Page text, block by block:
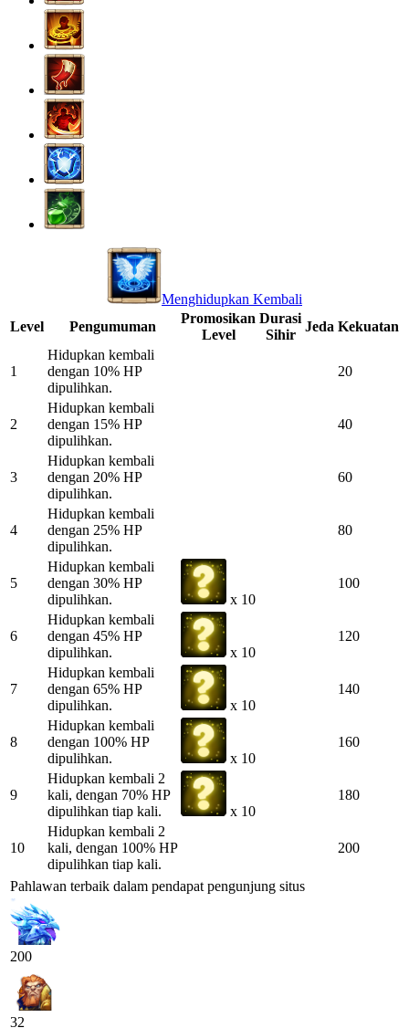
Menghidupkan Kembali
Level
Pengumuman
Promosikan
Level
Durasi
Sihir
Jeda Kekuatan
1
Hidupkan kembali
dengan 10% HP
dipulihkan.
20
2
Hidupkan kembali
dengan 15% HP
dipulihkan.
40
3
Hidupkan kembali
dengan 20% HP
dipulihkan.
60
4
Hidupkan kembali
dengan 25% HP
dipulihkan.
80
5
Hidupkan kembali
dengan 30% HP
dipulihkan.
x 10
100
6
Hidupkan kembali
dengan 45% HP
dipulihkan.
x 10
120
7
Hidupkan kembali
dengan 65% HP
dipulihkan.
x 10
140
8
Hidupkan kembali
dengan 100% HP
dipulihkan.
x 10
160
9
Hidupkan kembali 2
kali, dengan 70% HP
dipulihkan tiap kali.
x 10
180
10
Hidupkan kembali 2
kali, dengan 100% HP
dipulihkan tiap kali.
200
Pahlawan terbaik dalam pendapat pengunjung situs
200
32